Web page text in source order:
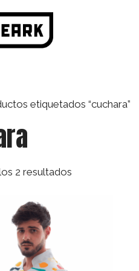
etiquetados “cuchara”
2 resultados